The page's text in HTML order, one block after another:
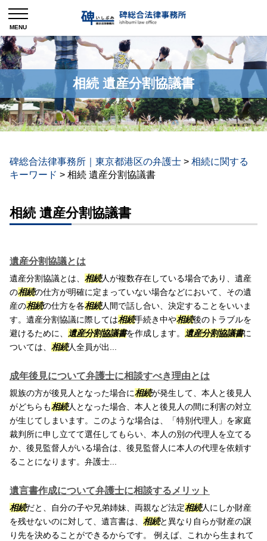
相続 遺産分割協議書
碑総合法律事務所｜東京都港区の弁護士 > 相続に関する
キーワード > 相続 遺産分割協議書
相続 遺産分割協議書
遺産分割協議とは
遺産分割協議とは、 相続人が複数存在している場合であり、遺産
の相続の仕方が明確に定まっていない場合などにおいて、その遺
産の相続の仕方を各相続人間で話し合い、決定することをいいま
す。遺産分割協議に際しては相続手続き中や相続後のトラブルを
避けるために、 遺産分割協議書を作成します。 遺産分割協議書に
ついては、 相続人全員が出...
成年後見について弁護士に相談すべき理由とは
親族の方が後見人となった場合に相続が発生して、本人と後見人
がどちらも相続人となった場合、本人と後見人の間に利害の対立
が生じてしまいます。このような場合は、「特別代理人」を家庭
裁判所に申し立てて選任してもらい、本人の別の代理人を立てる
か、後見監督人がいる場合は、後見監督人に本人の代理を依頼す
ることになります。弁護士...
遺言書作成について弁護士に相談するメリット
相続だと、自分の子や兄弟姉妹、両親など法定相続人にしか財産
を残せないのに対して、遺言書は、 相続と異なり自らが財産の譲
り先を決めることができるからです。 例えば、これから生まれて